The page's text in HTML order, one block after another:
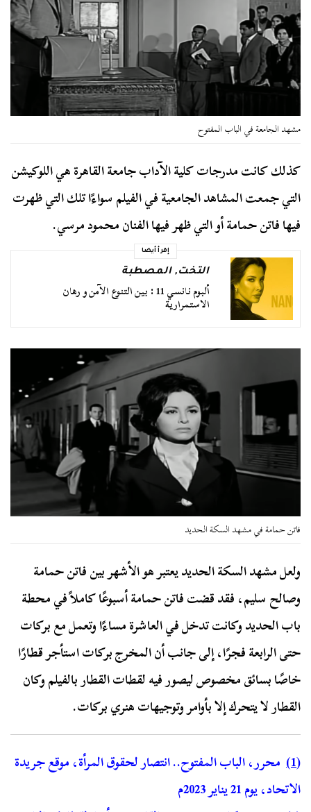
مشهد الجامعة في الباب المفتوح
كذلك كانت مدرجات كلية الآداب جامعة القاهرة هي اللوكيشن
التي جمعت المشاهد الجامعية في الفيلم سواءًا تلك التي ظهرت
فيها فاتن حمامة أو التي ظهر فيها الفنان محمود مرسي.
إقرأ أيضا
التخت,المصطبة
ألبوم نانسي 11 : بين التنوع الآمن و رهان
الاستمرارية
فاتن حمامة في مشهد السكة الحديد
ولعل مشهد السكة الحديد يعتبر هو الأشهر بين فاتن حمامة
وصالح سليم، فقد قضت فاتن حمامة أسبوعًا كاملاً في محطة
باب الحديد وكانت تدخل في العاشرة مساءًا وتعمل مع بركات
حتى الرابعة فجرًا، إلى جانب أن المخرج بركات استأجر قطارًا
خاصًا بسائق مخصوص ليصور فيه لقطات القطار بالفيلم وكان
القطار لا يتحرك إلا بأوامر وتوجيهات هنري بركات.
(1)
محرر، الباب المفتوح.. انتصار لحقوق المرأة، موقع جريدة
الاتحاد، يوم 21 يناير 2023م